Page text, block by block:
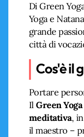
Di Green
Yoga e
grande
città di
Cos'è il
Portare
IlGreen Yoga
meditativa,
il maestro –